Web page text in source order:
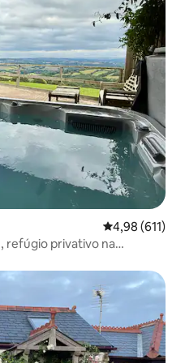
4,98 de uma
4,98 (611)
refúgio privativo na
hóspedes